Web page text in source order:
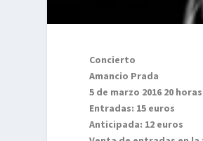
Concierto
Amancio Prada
5 de marzo 2016 20
Entradas: 15 euros
Anticipada: 12 euros